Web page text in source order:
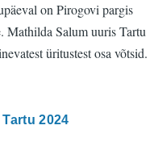
on Pirogovi pargis
Mathilda Salum uuris Tartu
üritustest osa võtsid.
Tartu 2024